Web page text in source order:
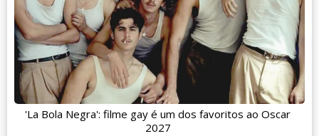
'La Bola Negra': filme gay é um dos favoritos ao Oscar
2027